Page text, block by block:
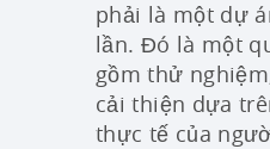
phải là một dự
lần. Đó là một
gồm thử
cải thiện dựa
thực tế của